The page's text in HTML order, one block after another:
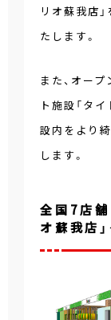
リオ蘇我店
たします。
また、オー
ト施設「タ
設内をより
します。
全国7店舗
オ蘇我店